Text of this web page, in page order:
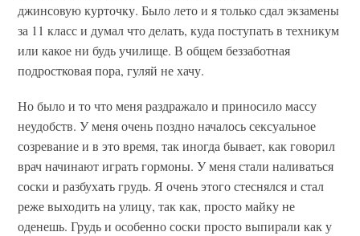
джинсовую курточку. Было лето и я только сдал экзамены
за 11 класс и думал что делать, куда поступать в техникум
или какое ни будь училище. В общем беззаботная
подростковая пора, гуляй не хачу.
Но было и то что меня раздражало и приносило массу
неудобств. У меня очень поздно началось сексуальное
созревание и в это время, так иногда бывает, как говорил
врач начинают играть гормоны. У меня стали наливаться
соски и разбухать грудь. Я очень этого стеснялся и стал
реже выходить на улицу, так как, просто майку не
оденешь. Грудь и особенно соски просто выпирали как у